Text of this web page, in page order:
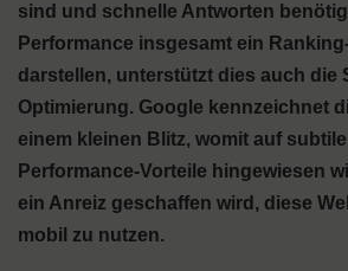
sind und schnelle Antworten
Performance insgesamt ein
darstellen, unterstützt dies auch die
Optimierung. Google kennzeichnet
einem kleinen Blitz, womit auf
Performance-Vorteile hingewiesen
ein Anreiz geschaffen wird, diese
mobil zu nutzen.